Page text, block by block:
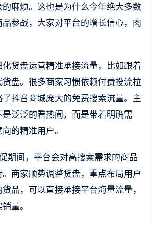
麻烦。这也是为什么今年绝大多数
参战，大家对平台的增长信心，肉
化货盘运营精准承接流量，比如跟着
盘。很多商家习惯依赖付费投流拉
抖音商城庞大的免费搜索流量。主
泛泛的看热闹，而是带着明确需
的精准用户。
期间，平台会对高搜索需求的商品
商家顺势调整货盘，重点布局用户
品，可以直接承接平台海量流量，
量。